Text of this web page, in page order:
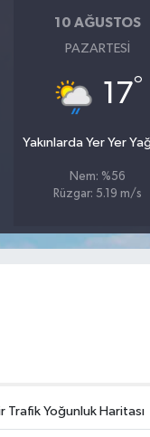
10 AĞUSTOS
PAZARTESI
17°
Yakınlarda Yer Yer
Nem: %56
Rüzgar: 5.19 m/s
Trafik Yoğunluk Haritası